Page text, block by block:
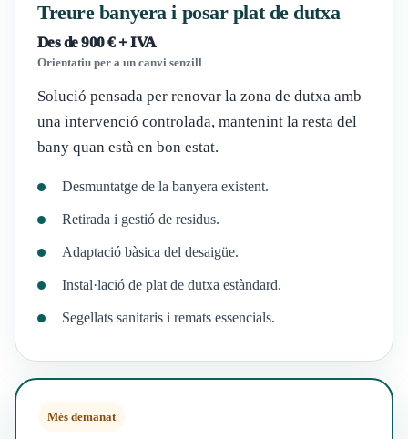
Treure banyera i posar plat de dutxa
Des de 900 € + IVA
Orientatiu per a un canvi senzill
Solució pensada per renovar la zona de dutxa amb
una intervenció controlada, mantenint la resta del
bany quan està en bon estat.
Desmuntatge de la banyera existent.
Retirada i gestió de residus.
Adaptació bàsica del desaigüe.
Instal·lació de plat de dutxa estàndard.
Segellats sanitaris i remats essencials.
Més demanat